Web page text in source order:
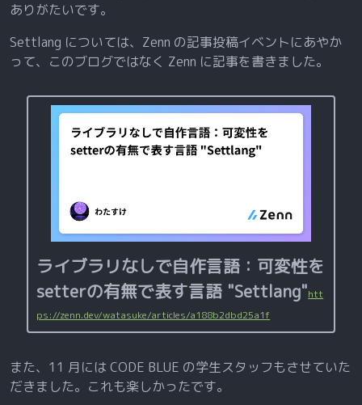
ありがたいです。
Settlang については、Zenn の記事投稿イベントにあやか
って、このブログではなく Zenn に記事を書きました。
ライブラリなしで自作言語：可変性を
setterの有無で表す言語 "Settlang"htt
ps://zenn.dev/watasuke/articles/a188b2dbd25a1f
また、11 月には CODE BLUE の学生スタッフもさせていた
だきました。これも楽しかったです。